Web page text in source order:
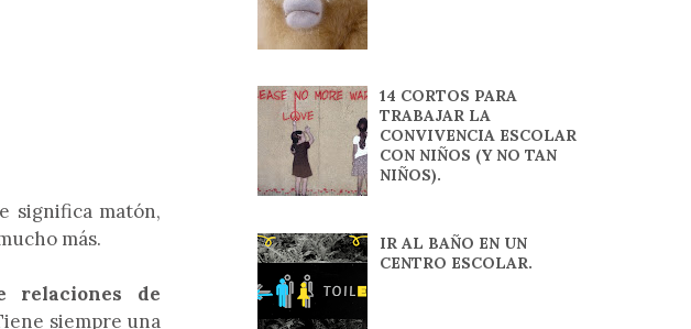
significa matón,
más.
relaciones de
siempre una
14 CORTOS PARA
TRABAJAR LA
CONVIVENCIA ESCOLAR
CON NIÑOS (Y NO TAN
NIÑOS).
IR AL BAÑO EN UN
CENTRO ESCOLAR.